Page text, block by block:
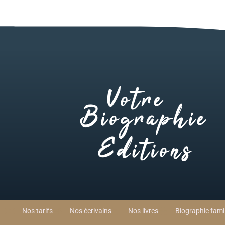
Nos tarifs Nos écrivains Nos livres Biographie